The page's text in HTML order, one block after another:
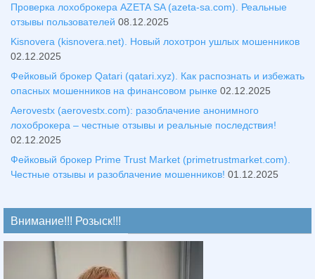
Проверка лохоброкера AZETA SA (azeta-sa.com). Реальные
отзывы пользователей 08.12.2025
Kisnovera (kisnovera.net). Новый лохотрон ушлых мошенников
02.12.2025
Фейковый брокер Qatari (qatari.xyz). Как распознать и избежать
опасных мошенников на финансовом рынке 02.12.2025
Aerovestx (aerovestx.com): разоблачение анонимного
лохоброкера – честные отзывы и реальные последствия!
02.12.2025
Фейковый брокер Prime Trust Market (primetrustmarket.com).
Честные отзывы и разоблачение мошенников! 01.12.2025
Внимание!!! Розыск!!!